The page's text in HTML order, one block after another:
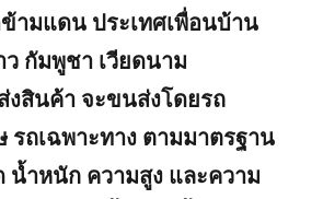
ามแดน ประเทศเพื่อนบ้าน
ว กัมพูชา เวียดนาม
งสินค้า จะขนส่งโดยรถ
รถเฉพาะทาง ตามมาตรฐาน
น้ำหนัก ความสูง และความ